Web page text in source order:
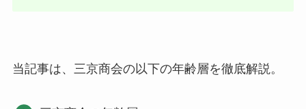
当記事は、三京商会の以下の年齢層を徹底解説。